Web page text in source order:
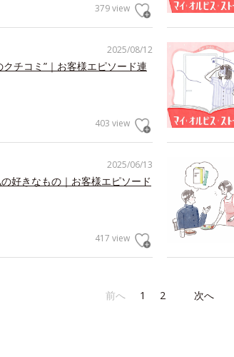
379 view
2025/08/12
チコミ”｜お客様エピソード連
403 view
2025/06/13
好きなもの｜お客様エピソード
417 view
前へ 1 2 次へ